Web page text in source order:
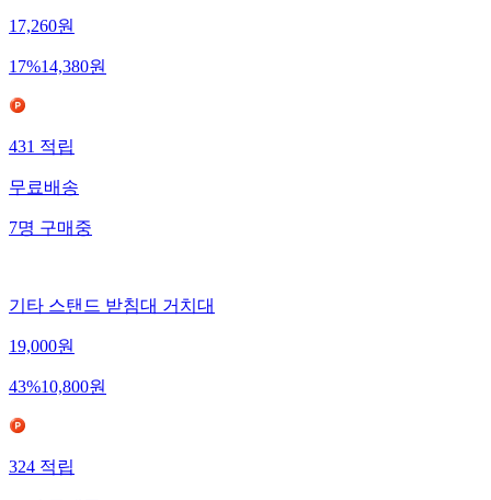
17,260원
17%14,380원
431적립
무료배송
7명구매중
기타 스탠드 받침대 거치대
19,000원
43%10,800원
324적립